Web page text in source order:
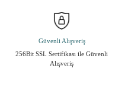
Güvenli Alışveriş
256Bit SSL Sertifikası ile Güvenli
Alışveriş